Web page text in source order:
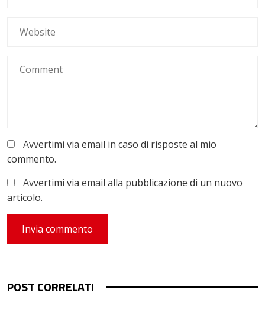
Avvertimi via email in caso di risposte al mio
commento.
Avvertimi via email alla pubblicazione di un nuovo
articolo.
POST CORRELATI